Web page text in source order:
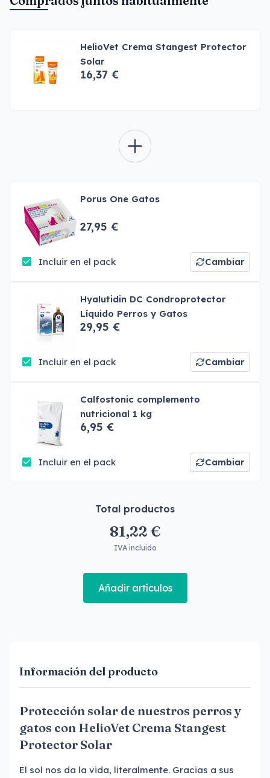
HelioVet Crema Stangest Protector
Solar
16,37 €
Porus One Gatos
27,95 €
Incluir en el pack Cambiar
Hyalutidin DC Condroprotector
Líquido Perros y Gatos
29,95 €
Incluir en el pack Cambiar
Calfostonic complemento
nutricional 1 kg
6,95 €
Incluir en el pack Cambiar
Total productos
81,22 €
IVA incluido
Añadir artículos
Información del producto
Protección solar de nuestros perros y
gatos con HelioVet Crema Stangest
Protector Solar
El sol nos da la vida, literalmente. Gracias a sus